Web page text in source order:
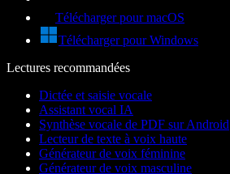
Télécharger pour macOS
Télécharger pour Windows
Lectures recommandées
Dictée et saisie vocale
Assistant vocal IA
Synthèse vocale de PDF sur Android
Lecteur de texte à voix haute
Générateur de voix féminine
Générateur de voix masculine